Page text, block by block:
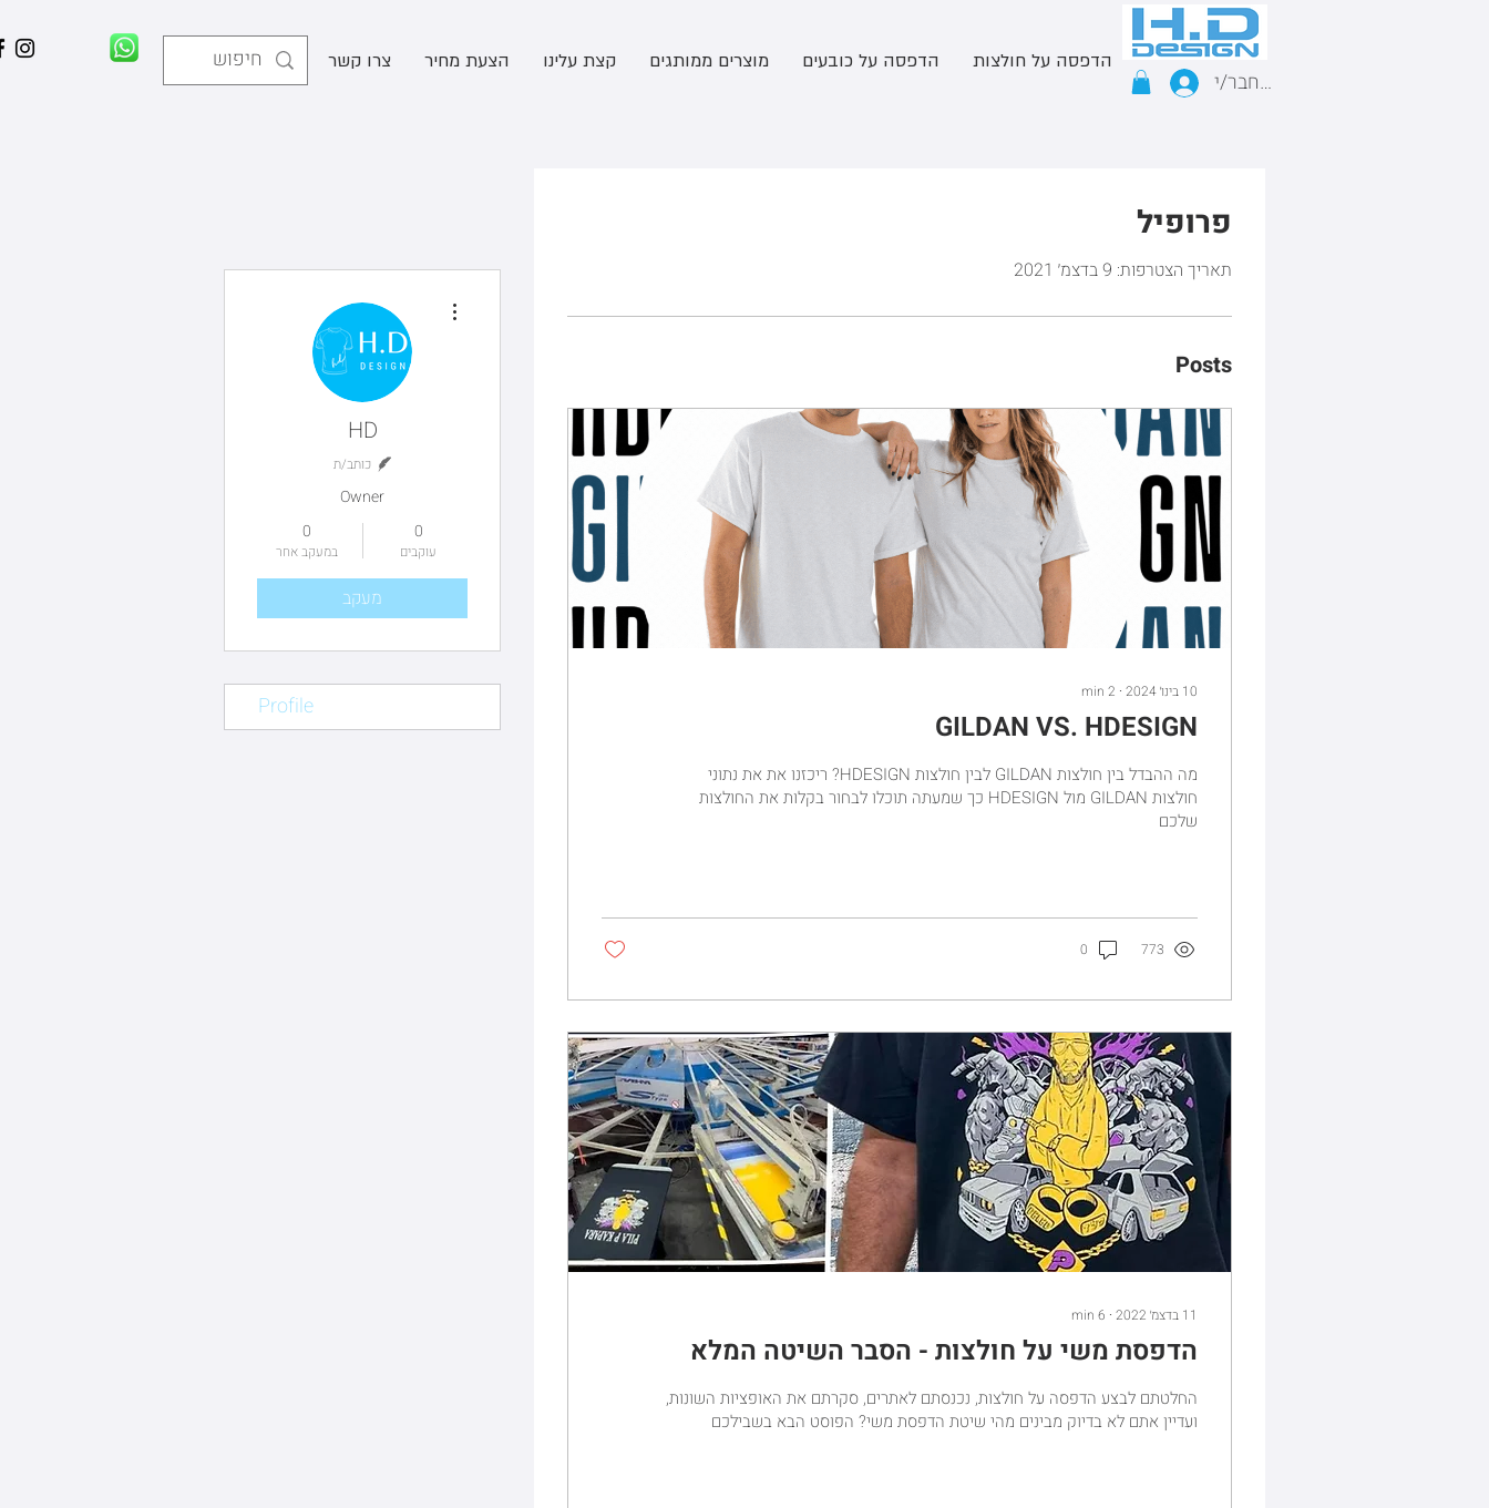
הדפסה על חולצות הדפסה על כובעים מוצרים ממותגים קצת עלינו הצעת מחיר צרו קשר
התחבר/י
פרופיל
תאריך הצטרפות: 9 בדצמ׳ 2021
Posts
10 בינו׳ 2024 ∙
2
min
GILDAN VS. HDESIGN
מה ההבדל בין חולצות GILDAN לבין חולצות HDESIGN? ריכזנו את את נתוני
חולצות GILDAN מול HDESIGN כך שמעתה תוכלו לבחור בקלות את החולצות
שלכם
773
0
11 בדצמ׳ 2022 ∙
6
min
הדפסת משי על חולצות - הסבר השיטה המלא
החלטתם לבצע הדפסה על חולצות, נכנסתם לאתרים, סקרתם את האופציות השונות,
ועדיין אתם לא בדיוק מבינים מהי שיטת הדפסת משי? הפוסט הבא בשבילכם
HD
כותב/ת
Owner
0
עוקבים
0
במעקב אחר
מעקב
Profile